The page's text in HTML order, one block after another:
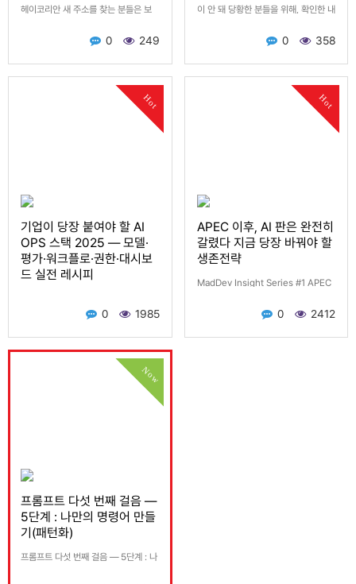
헤이코리안 새 주소를 찾는 분들은 보
색 결과에 비슷한 주소가 여러 개 떠서
0 249
이 안 돼 당황한 분들을 위해, 확인한 내
신 주소·링크: 주소얌 (jusoyam.com)
0 358
Hot
기업이 당장 붙여야 할 AI
OPS 스택 2025 — 모델·
평가·워크플로·권한·대시보
드 실전 레시피
당장 붙여야 할 AI OPS 스택 2025 —
0 1985
Hot
APEC 이후, AI 판은 완전히
갈렸다 지금 당장 바꿔야 할
생존전략
MadDev Insight Series #1 APEC
바꿔야 할 생존전략 0) 30초 요약 기
0 2412
Now
프롬프트 다섯 번째 걸음 —
5단계 : 나만의 명령어 만들
기(패턴화)
프롬프트 다섯 번째 걸음 — 5단계 : 나